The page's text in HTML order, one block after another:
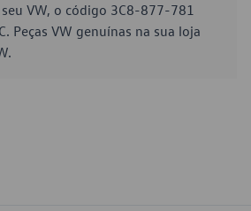
VW, o código 3C8-877-781
Peças VW genuínas na sua loja